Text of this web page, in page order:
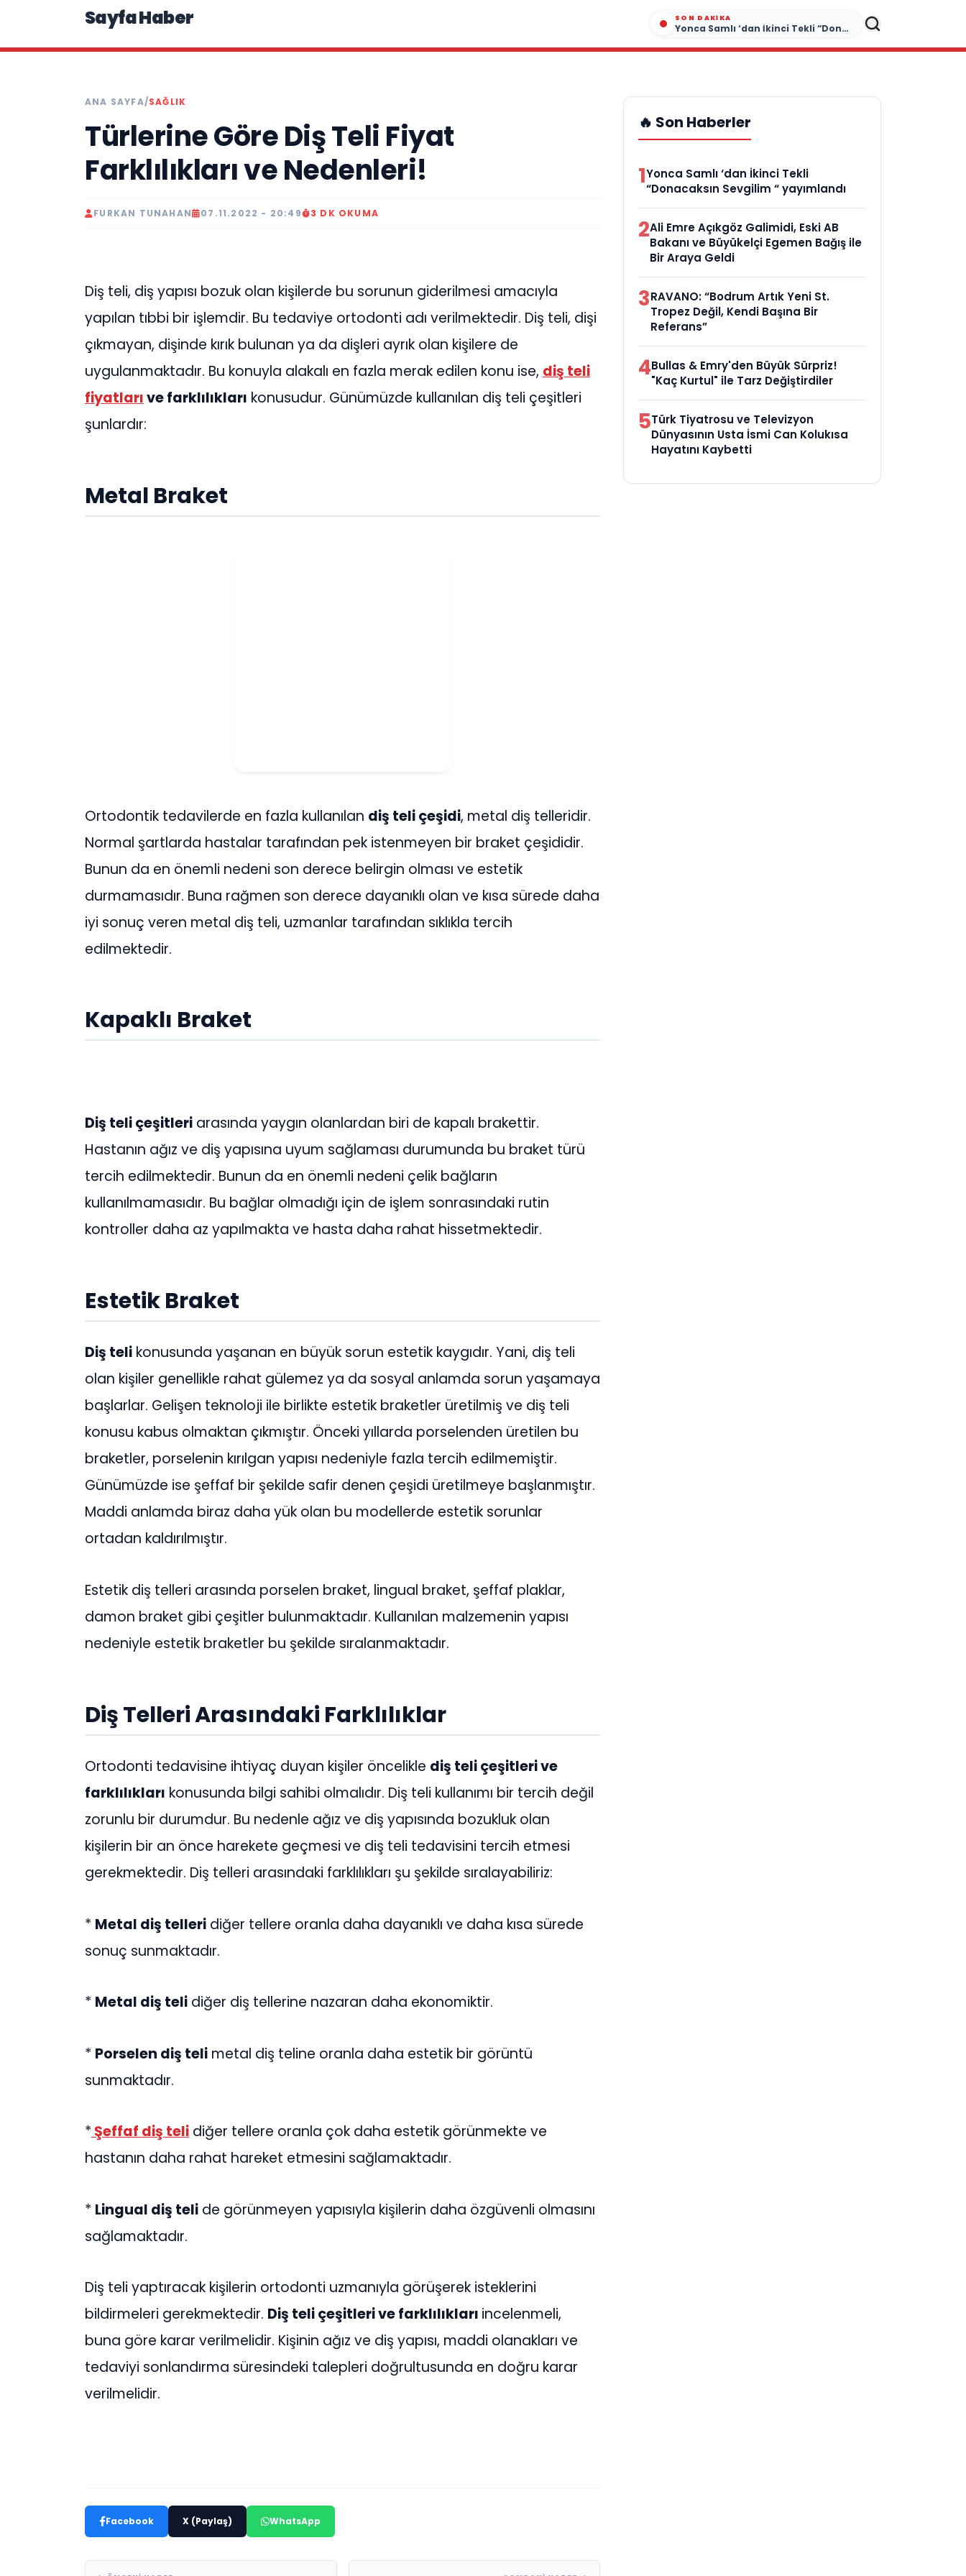
Sayfa Haber SON DAKIKA
Yonca Samlı ‘dan İkinci Tekli “Donacaksın Sevgilim “ yayımlandı
ANA SAYFA/SAĞLIK
Türlerine Göre Diş Teli Fiyat
Farklılıkları ve Nedenleri!
FURKAN TUNAHAN 07.11.2022 - 20:49 3 DK OKUMA
Diş teli, diş yapısı bozuk olan kişilerde bu sorunun giderilmesi amacıyla
yapılan tıbbi bir işlemdir. Bu tedaviye ortodonti adı verilmektedir. Diş teli, dişi
çıkmayan, dişinde kırık bulunan ya da dişleri ayrık olan kişilere de
uygulanmaktadır. Bu konuyla alakalı en fazla merak edilen konu ise, diş teli
fiyatlarıve farklılıkları konusudur. Günümüzde kullanılan diş teli çeşitleri
şunlardır:
Metal Braket
Ortodontik tedavilerde en fazla kullanılan diş teli çeşidi, metal diş telleridir.
Normal şartlarda hastalar tarafından pek istenmeyen bir braket çeşididir.
Bunun da en önemli nedeni son derece belirgin olması ve estetik
durmamasıdır. Buna rağmen son derece dayanıklı olan ve kısa sürede daha
iyi sonuç veren metal diş teli, uzmanlar tarafından sıklıkla tercih
edilmektedir.
Kapaklı Braket
Diş teli çeşitleri arasında yaygın olanlardan biri de kapalı brakettir.
Hastanın ağız ve diş yapısına uyum sağlaması durumunda bu braket türü
tercih edilmektedir. Bunun da en önemli nedeni çelik bağların
kullanılmamasıdır. Bu bağlar olmadığı için de işlem sonrasındaki rutin
kontroller daha az yapılmakta ve hasta daha rahat hissetmektedir.
Estetik Braket
Diş teli konusunda yaşanan en büyük sorun estetik kaygıdır. Yani, diş teli
olan kişiler genellikle rahat gülemez ya da sosyal anlamda sorun yaşamaya
başlarlar. Gelişen teknoloji ile birlikte estetik braketler üretilmiş ve diş teli
konusu kabus olmaktan çıkmıştır. Önceki yıllarda porselenden üretilen bu
braketler, porselenin kırılgan yapısı nedeniyle fazla tercih edilmemiştir.
Günümüzde ise şeffaf bir şekilde safir denen çeşidi üretilmeye başlanmıştır.
Maddi anlamda biraz daha yük olan bu modellerde estetik sorunlar
ortadan kaldırılmıştır.
Estetik diş telleri arasında porselen braket, lingual braket, şeffaf plaklar,
damon braket gibi çeşitler bulunmaktadır. Kullanılan malzemenin yapısı
nedeniyle estetik braketler bu şekilde sıralanmaktadır.
Diş Telleri Arasındaki Farklılıklar
Ortodonti tedavisine ihtiyaç duyan kişiler öncelikle diş teli çeşitleri ve
farklılıkları konusunda bilgi sahibi olmalıdır. Diş teli kullanımı bir tercih değil
zorunlu bir durumdur. Bu nedenle ağız ve diş yapısında bozukluk olan
kişilerin bir an önce harekete geçmesi ve diş teli tedavisini tercih etmesi
gerekmektedir. Diş telleri arasındaki farklılıkları şu şekilde sıralayabiliriz:
* Metal diş telleri diğer tellere oranla daha dayanıklı ve daha kısa sürede
sonuç sunmaktadır.
* Metal diş teli diğer diş tellerine nazaran daha ekonomiktir.
* Porselen diş teli metal diş teline oranla daha estetik bir görüntü
sunmaktadır.
*Şeffaf diş teli diğer tellere oranla çok daha estetik görünmekte ve
hastanın daha rahat hareket etmesini sağlamaktadır.
* Lingual diş teli de görünmeyen yapısıyla kişilerin daha özgüvenli olmasını
sağlamaktadır.
Diş teli yaptıracak kişilerin ortodonti uzmanıyla görüşerek isteklerini
bildirmeleri gerekmektedir. Diş teli çeşitleri ve farklılıkları incelenmeli,
buna göre karar verilmelidir. Kişinin ağız ve diş yapısı, maddi olanakları ve
tedaviyi sonlandırma süresindeki talepleri doğrultusunda en doğru karar
verilmelidir.
Facebook X (Paylaş) WhatsApp
🔥 Son Haberler
1Yonca Samlı ‘dan İkinci Tekli
“Donacaksın Sevgilim “ yayımlandı
2Ali Emre Açıkgöz Galimidi, Eski AB
Bakanı ve Büyükelçi Egemen Bağış ile
Bir Araya Geldi
3RAVANO: “Bodrum Artık Yeni St.
Tropez Değil, Kendi Başına Bir
Referans”
4Bullas & Emry'den Büyük Sürpriz!
"Kaç Kurtul" ile Tarz Değiştirdiler
5Türk Tiyatrosu ve Televizyon
Dünyasının Usta İsmi Can Kolukısa
Hayatını Kaybetti